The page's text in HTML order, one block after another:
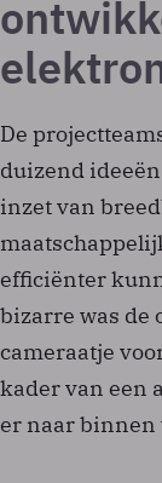
De
duizend
inzet van
efficiënter
bizarre was de
cameraatje
kader van een
er naar binnen